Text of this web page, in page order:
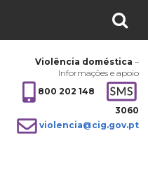
Violência doméstica –
Informações e apoio
800 202 148
3060
violencia@cig.gov.pt